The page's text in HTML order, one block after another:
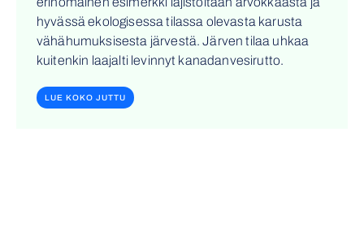
hyvässä ekologisessa tilassa olevasta karusta
vähähumuksisesta järvestä. Järven tilaa uhkaa
kuitenkin laajalti levinnyt kanadanvesirutto.
LUE KOKO JUTTU